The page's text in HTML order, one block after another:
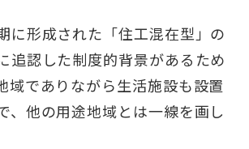
に形成された「住工混在型」の
追認した制度的背景があるため
域でありながら生活施設も設置
、他の用途地域とは一線を画し